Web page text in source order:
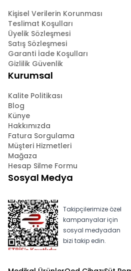
Kişisel Verilerin Korunması
Teslimat Koşulları
Üyelik Sözleşmesi
Satış Sözleşmesi
Garanti İade Koşulları
Gizlilik Güvenlik
Kurumsal
Kalite Politikası
Blog
Künye
Hakkımızda
Fatura Sorgulama
Müşteri Hizmetleri
Mağaza
Hesap Silme Formu
Sosyal Medya
Takipçilerimize özel
kampanyalar için
sosyal medyadan
bizi takip edin.